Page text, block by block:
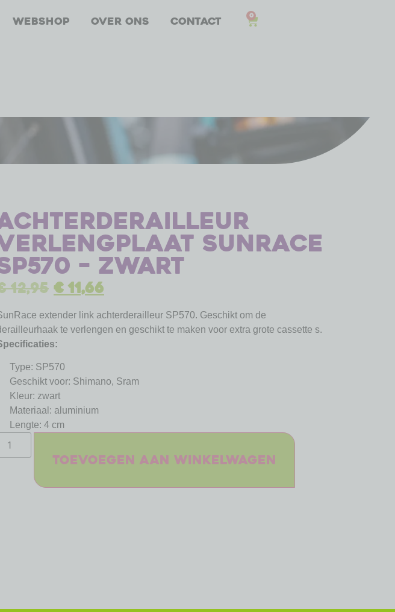
Webshop Over ons Contact 0
Sunrace
– Zwart
12,95 €11,66
extender link achterderailleur SP570. Geschikt om de
te verlengen en geschikt te maken voor extra grote cassette s.
Type: SP570
Geschikt voor: Shimano, Sram
Kleur: zwart
Materiaal: aluminium
Lengte: 4 cm
Toevoegen aan winkelwagen